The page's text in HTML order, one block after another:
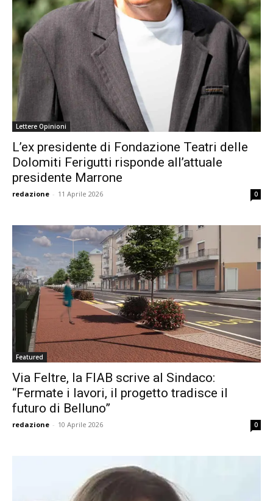
Lettere Opinioni
L’ex presidente di Fondazione Teatri delle
Dolomiti Ferigutti risponde all’attuale
presidente Marrone
redazione - 11 Aprile 2026 0
Featured
Via Feltre, la FIAB scrive al Sindaco:
“Fermate i lavori, il progetto tradisce il
futuro di Belluno”
redazione - 10 Aprile 2026 0